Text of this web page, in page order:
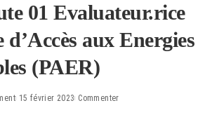
01 Evaluateur.rice
aux Energies
(PAER)
15 février 2023 Commenter